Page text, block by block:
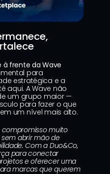
à frente da Wave
para
estratégica e a
aqui. A Wave não
um grupo maior —
para fazer o que
um nível mais alto.
muito
abrir mão de
Com a Duo&Co,
para conectar
e oferecer uma
marcas que querem